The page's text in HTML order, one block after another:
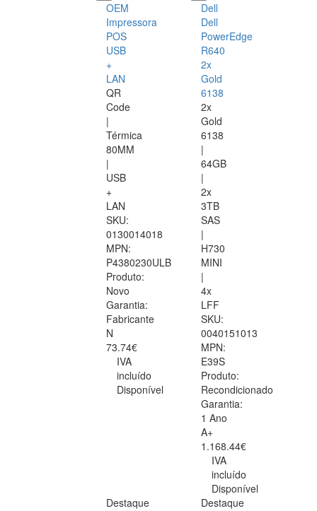
OEM
Impressora
POS
USB
+
LAN
QR
Code
|
Térmica
80MM
|
USB
+
LAN
SKU:
0130014018
MPN:
P4380230ULB
Produto:
Novo
Garantia:
Fabricante
N
73.74€
IVA
incluído
Disponível
Dell
Dell
PowerEdge
R640
2x
Gold
6138
2x
Gold
6138
|
64GB
|
2x
3TB
SAS
|
H730
MINI
|
4x
LFF
SKU:
0040151013
MPN:
E39S
Produto:
Recondicionado
Garantia:
1 Ano
A+
1.168.44€
IVA
incluído
Disponível
Destaque
Destaque